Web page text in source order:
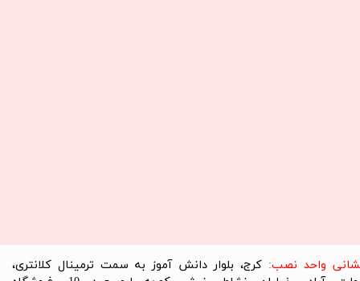
واحد نصب: کرج، بلوار دانش آموز به سمت ترمینال کلانتری،